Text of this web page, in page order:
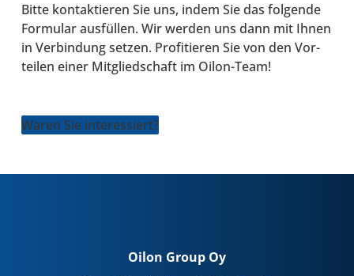
Bitte kon­tak­tie­ren Sie uns, indem Sie das fol­gende
For­mu­lar aus­fül­len. Wir werden uns dann mit Ihnen
in Ver­bin­dung setzen. Pro­fi­tie­ren Sie von den Vor­
tei­len einer Mit­glied­schaft im Oilon-​Team!
Waren Sie inter­es­siert?
Oilon Group Oy